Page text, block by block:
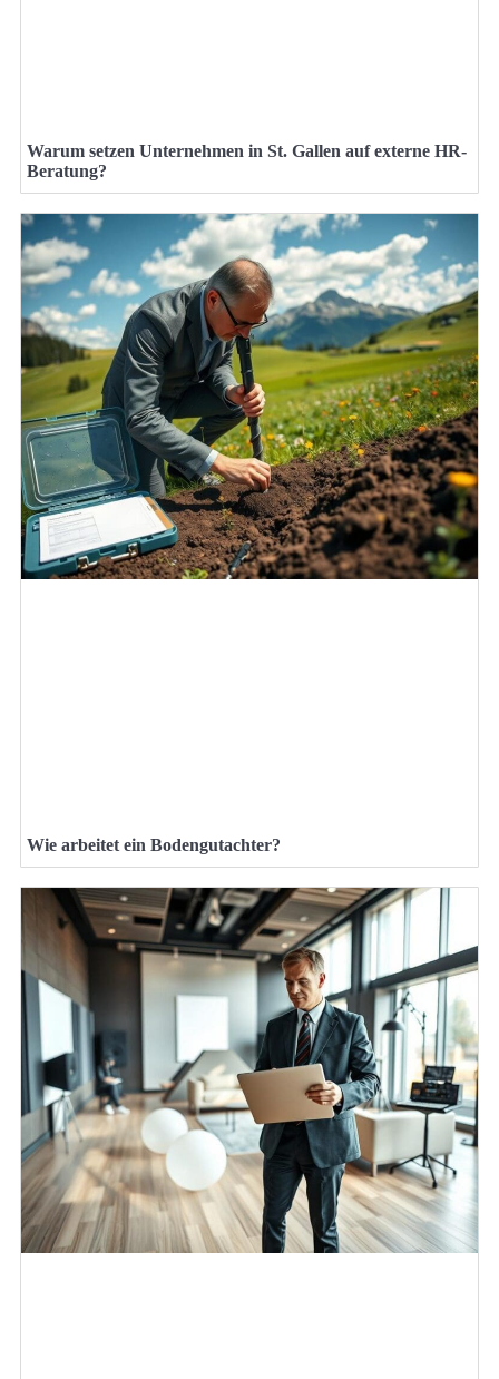
Warum setzen Unternehmen in St. Gallen auf externe HR-
Beratung?
Wie arbeitet ein Bodengutachter?